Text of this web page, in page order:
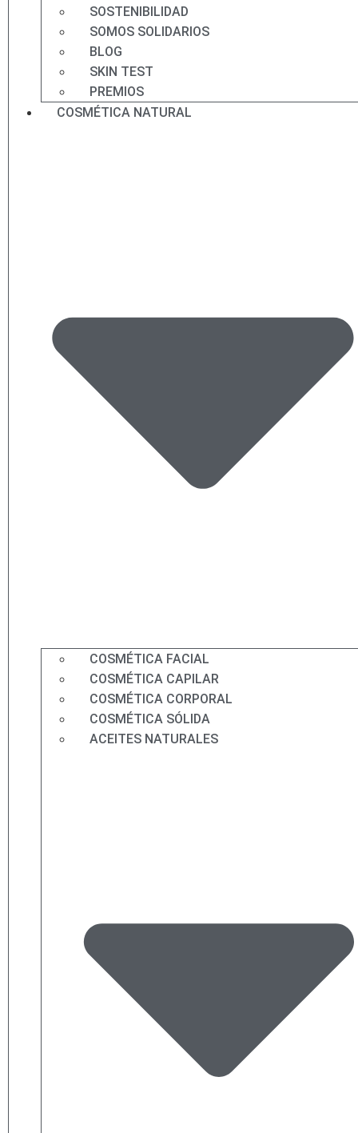
SOSTENIBILIDAD
SOMOS SOLIDARIOS
BLOG
SKIN TEST
PREMIOS
COSMÉTICA NATURAL
COSMÉTICA FACIAL
COSMÉTICA CAPILAR
COSMÉTICA CORPORAL
COSMÉTICA SÓLIDA
ACEITES NATURALES